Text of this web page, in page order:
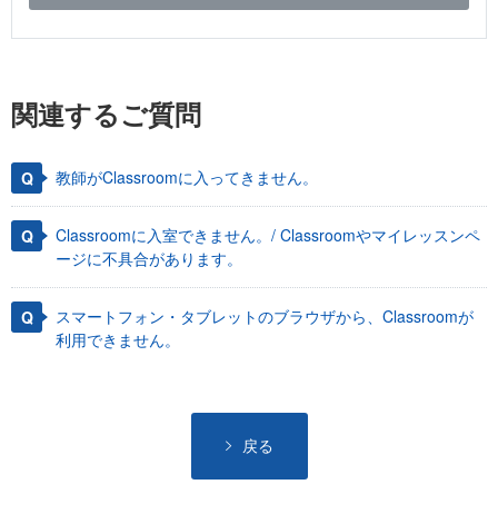
関連するご質問
教師がClassroomに入ってきません。
Classroomに入室できません。/ Classroomやマイレッスンペ
ージに不具合があります。
スマートフォン・タブレットのブラウザから、Classroomが
利用できません。
戻る